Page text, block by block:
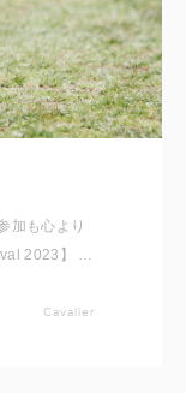
加も心より
2023】 犬
Cavalier